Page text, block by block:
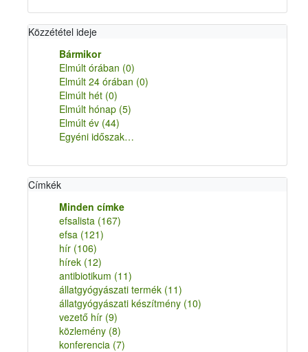
Közzététel ideje
Bármikor
Elmúlt órában (0)
Elmúlt 24 órában (0)
Elmúlt hét (0)
Elmúlt hónap (5)
Elmúlt év (44)
Egyéni időszak…
Címkék
Minden címke
efsalista (167)
efsa (121)
hír (106)
hírek (12)
antibiotikum (11)
állatgyógyászati termék (11)
állatgyógyászati készítmény (10)
vezető hír (9)
közlemény (8)
konferencia (7)